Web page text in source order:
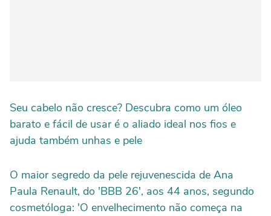
Seu cabelo não cresce? Descubra como um óleo
barato e fácil de usar é o aliado ideal nos fios e
ajuda também unhas e pele
O maior segredo da pele rejuvenescida de Ana
Paula Renault, do 'BBB 26', aos 44 anos, segundo
cosmetóloga: 'O envelhecimento não começa na